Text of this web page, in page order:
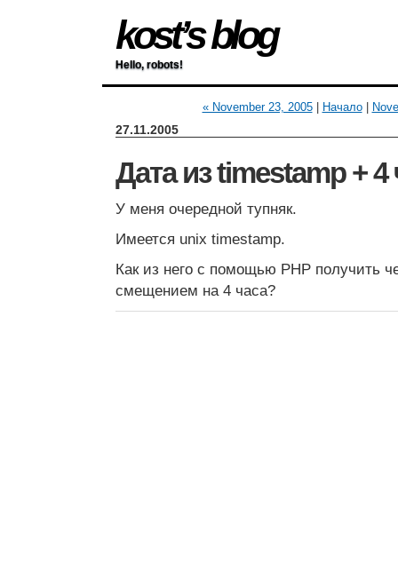
kost’s blog
Hello, robots!
« November 23, 2005| Начало|
27.11.2005
Дата из timestamp + 4
У меня очередной тупняк.
Имеется unix timestamp.
Как из него c помощью PHP получить
смещением на 4 часа?